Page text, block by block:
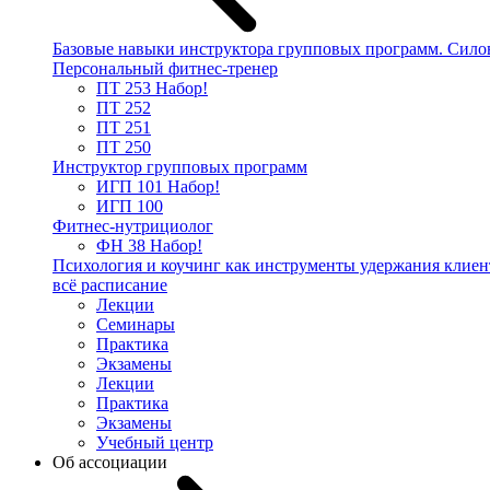
Базовые навыки инструктора групповых программ.
Персональный фитнес-тренер
ПТ 253 Набор!
ПТ 252
ПТ 251
ПТ 250
Инструктор групповых программ
ИГП 101 Набор!
ИГП 100
Фитнес-нутрициолог
ФН 38 Набор!
Психология и коучинг как инструменты удержания
всё расписание
Лекции
Семинары
Практика
Экзамены
Лекции
Практика
Экзамены
Учебный центр
Об ассоциации